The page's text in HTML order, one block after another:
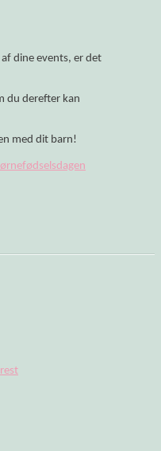
dine events, er det
du derefter kan
med dit barn!